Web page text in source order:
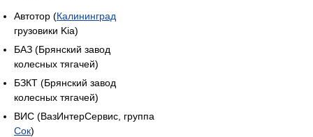
Автотор (Калининград
грузовики Kia)
БАЗ (Брянский завод
колесных тягачей)
БЗКТ (Брянский завод
колесных тягачей)
ВИС (ВазИнтерСервис, группа
Сок)